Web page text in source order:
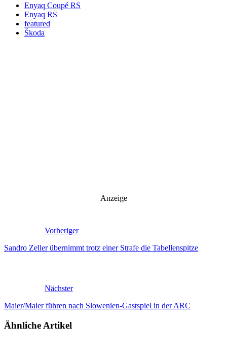
Enyaq Coupé RS
Enyaq RS
featured
Škoda
Anzeige
Vorheriger
Sandro Zeller übernimmt trotz einer Strafe die Tabellenspitze
Nächster
Maier/Maier führen nach Slowenien-Gastspiel in der ARC
Ähnliche Artikel